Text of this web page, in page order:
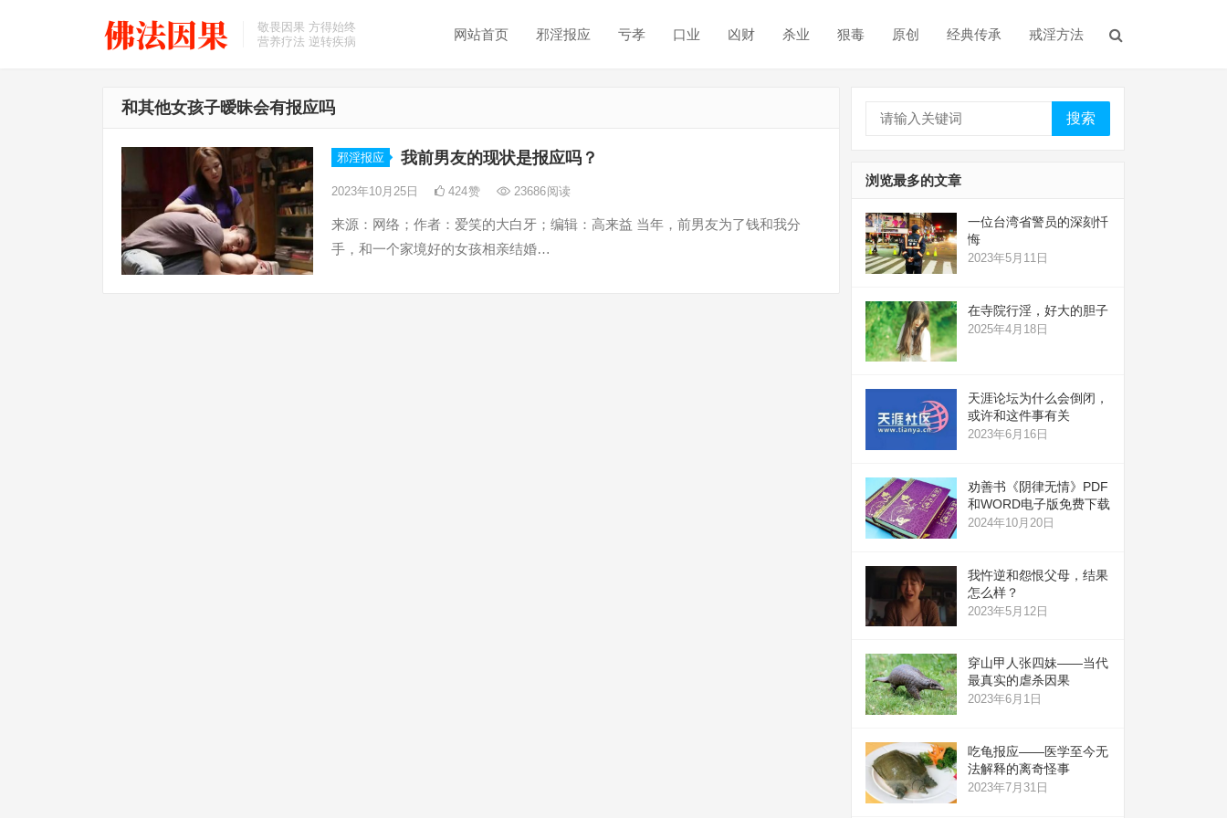
敬畏因果 方得始终
营养疗法 逆转疾病
网站首页 邪淫报应 亏孝 口业 凶财 杀业 狠毒 原创 经典传承 戒淫方法
和其他女孩子暧昧会有报应吗
邪淫报应 我前男友的现状是报应吗？
2023年10月25日 424赞 23686阅读
来源：网络；作者：爱笑的大白牙；编辑：高来益 当年，前男友为了钱和我分
手，和一个家境好的女孩相亲结婚…
搜索
浏览最多的文章
一位台湾省警员的深刻忏
悔
2023年5月11日
在寺院行淫，好大的胆子
2025年4月18日
天涯论坛为什么会倒闭，
或许和这件事有关
2023年6月16日
劝善书《阴律无情》PDF
和WORD电子版免费下载
2024年10月20日
我忤逆和怨恨父母，结果
怎么样？
2023年5月12日
穿山甲人张四妹——当代
最真实的虐杀因果
2023年6月1日
吃龟报应——医学至今无
法解释的离奇怪事
2023年7月31日